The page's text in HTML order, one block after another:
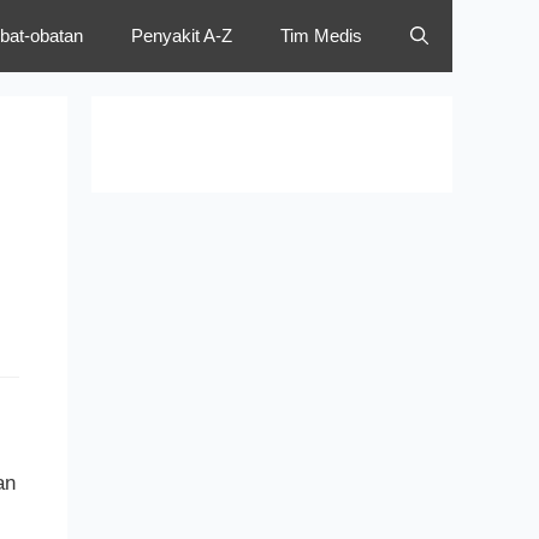
obatan Penyakit A-Z Tim Medis